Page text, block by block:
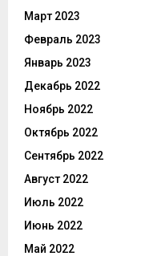
Март 2023
Февраль 2023
Январь 2023
Декабрь 2022
Ноябрь 2022
Октябрь 2022
Сентябрь 2022
Август 2022
Июль 2022
Июнь 2022
Май 2022